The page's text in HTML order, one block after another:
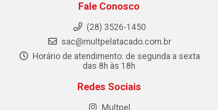
Fale Conosco
(28) 3526-1450
sac@multpelatacado.com.br
Horário de atendimento: de segunda a sexta
das 8h às 18h
Redes Sociais
Multpel